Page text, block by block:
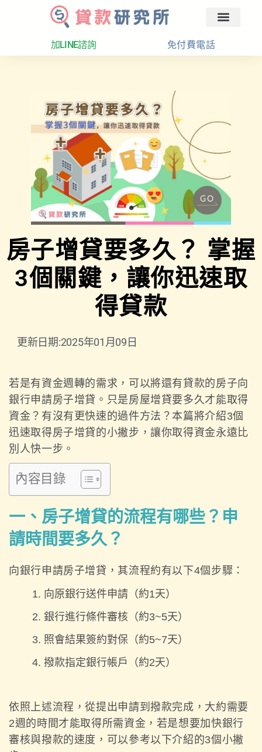
加LINE諮詢 免付費電話
房子增貸要多久？ 掌握
3個關鍵，讓你迅速取
得貸款
更新日期:2025年01月09日
若是有資金週轉的需求，可以將還有貸款的房子向
銀行申請房子增貸。只是房屋增貸要多久才能取得
資金？有沒有更快速的過件方法？本篇將介紹3個
迅速取得房子增貸的小撇步，讓你取得資金永遠比
別人快一步。
內容目錄
一、房子增貸的流程有哪些？申
請時間要多久？
向銀行申請房子增貸，其流程約有以下4個步驟：
向原銀行送件申請（約1天）
銀行進行條件審核（約3~5天）
照會結果簽約對保（約5~7天）
撥款指定銀行帳戶（約2天）
依照上述流程，從提出申請到撥款完成，大約需要
2週的時間才能取得所需資金，若是想要加快銀行
審核與撥款的速度，可以參考以下介紹的3個小撇